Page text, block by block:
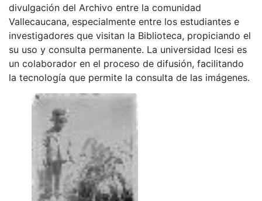
divulgación del Archivo entre la comunidad
Vallecaucana, especialmente entre los estudiantes e
investigadores que visitan la Biblioteca, propiciando el
su uso y consulta permanente. La universidad Icesi es
un colaborador en el proceso de difusión, facilitando
la tecnología que permite la consulta de las imágenes.